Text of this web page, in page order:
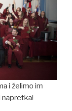
i želimo im